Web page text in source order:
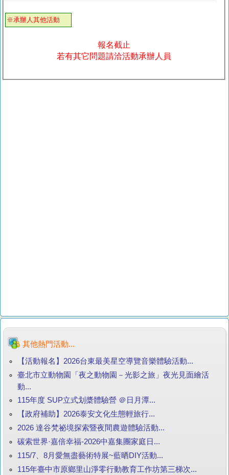
※承辦人其他活動
報名截止
若有其它問題請洽活動承辦人員
其他熱門活動...
【活動報名】2026台東最美星空導覽音樂體驗活動...
臺北市立動物園「夜之動物園－光影之旅」夜光見面繪活
動...
115年度 SUP立式划槳體驗營 ＠日月潭...
【政府補助】2026泰安文化生態輕旅行...
2026 達谷梵祕境探索暨夜間農遊體驗活動...
碳索世界·嘉倍幸福-2026中嘉集團家庭日...
115/7、8月愛無盡藝術特展~藍晒DIY活動...
115年臺中市原鄉里山淨零行動教育工作坊第三梯次...